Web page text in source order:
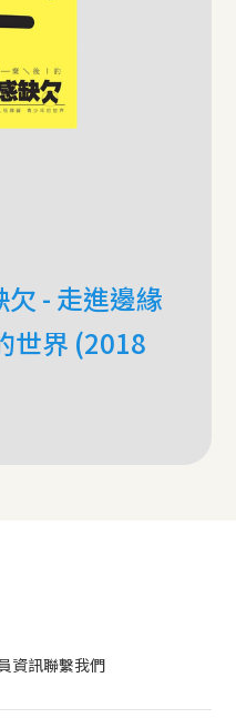
- 走進邊緣
世界 (2018
資訊聯繫我們